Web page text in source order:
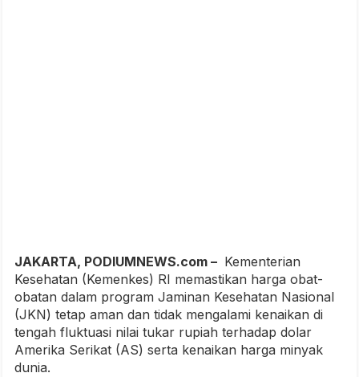
JAKARTA, PODIUMNEWS.com – Kementerian
Kesehatan (Kemenkes) RI memastikan harga obat-
obatan dalam program Jaminan Kesehatan Nasional
(JKN) tetap aman dan tidak mengalami kenaikan di
tengah fluktuasi nilai tukar rupiah terhadap dolar
Amerika Serikat (AS) serta kenaikan harga minyak
dunia.